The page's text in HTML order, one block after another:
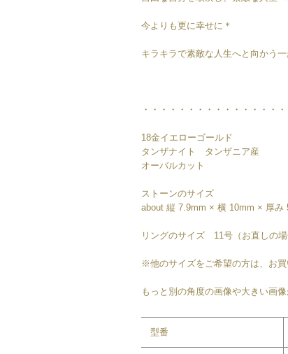
今よりも更に幸せに＊
キラキラで素敵な人生へと向かう
・・・・・・・・・・・・・・・
18金イエローゴールド
タンザナイト タンザニア産
オーバルカット
ストーンのサイズ
about 縦 7.9mm × 横 10mm × 厚み
リングのサイズ 11号（お直しの場
※他のサイズをご希望の方は、お買
もっと別の角度の画像や大きい画
型番